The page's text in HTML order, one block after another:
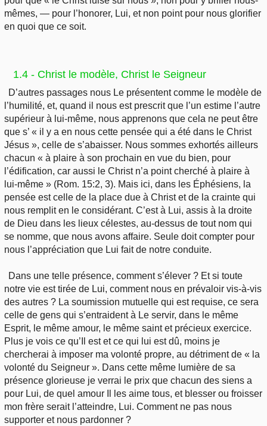
mêmes, — pour l’honorer, Lui, et non point pour nous glorifier
en quoi que ce soit.
1.4 - Christ le modèle, Christ le Seigneur
D’autres passages nous Le présentent comme le modèle de
l’humilité, et, quand il nous est prescrit que l’un estime l’autre
supérieur à lui-même, nous apprenons que cela ne peut être
que s’ « il y a en nous cette pensée qui a été dans le Christ
Jésus », celle de s’abaisser. Nous sommes exhortés ailleurs
chacun « à plaire à son prochain en vue du bien, pour
l’édification, car aussi le Christ n’a point cherché à plaire à
lui-même » (Rom. 15:2, 3). Mais ici, dans les Éphésiens, la
pensée est celle de la place due à Christ et de la crainte qui
nous remplit en le considérant. C’est à Lui, assis à la droite
de Dieu dans les lieux célestes, au-dessus de tout nom qui
se nomme, que nous avons affaire. Seule doit compter pour
nous l’appréciation que Lui fait de notre conduite.
Dans une telle présence, comment s’élever ? Et si toute
notre vie est tirée de Lui, comment nous en prévaloir vis-à-vis
des autres ? La soumission mutuelle qui est requise, ce sera
celle de gens qui s’entraident à Le servir, dans le même
Esprit, le même amour, le même saint et précieux exercice.
Plus je vois ce qu’Il est et ce qui lui est dû, moins je
chercherai à imposer ma volonté propre, au détriment de « la
volonté du Seigneur ». Dans cette même lumière de sa
présence glorieuse je verrai le prix que chacun des siens a
pour Lui, de quel amour Il les aime tous, et blesser ou froisser
mon frère serait l’atteindre, Lui. Comment ne pas nous
supporter et nous pardonner ?